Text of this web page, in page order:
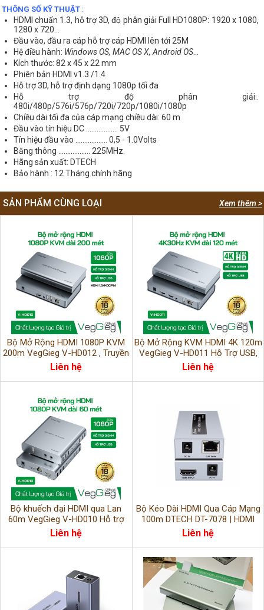
THÔNG SỐ KỸ THUẬT :
HDMI chuẩn 1.3, hỗ trợ 3D, độ phân giải Full HD1080P: 1920 x 1080,
1280 x 720...
Đầu vào, đầu ra cáp hỗ trợ cáp HDMI lên tới 25M
Hệ điều hành: Windows OS, MAC OS X, Android OS
Kích thước: 82 x 45 x 22 mm
Phiên bản HDMI v1.3 /1.4
Hỗ trợ 3D, hỗ trợ định dạng 1080p tối đa
Hỗ trợ độ phân giải:.
480i/480p/576i/576p/720i/720p/1080i/1080p
Chiều dài tối đa của cáp mạng chiều dài: 60 m
Đầu vào tín hiệu DC .................. 5V
Tín hiệu đầu vào .................. 0,5 - 1.0Volts
Băng thông .................. 225MHz.
Hãng sản xuất: DTECH
Bảo hành : 12 Tháng chính hãng
Xem thêm >
SẢN PHẨM CÙNG LOẠI
Bộ Mở Rộng HDMI 1080P KVM
200m VegGieg V-HD012 , Truyền
Hình Ảnh & USB Qua Cáp Mạng
Liên hệ
Bộ Mở Rộng KVM HDMI 4K 120m
VegGieg V-HD011 Hỗ Trợ USB,
Âm Thanh, Điều Khiển Từ Xa
Liên hệ
Bộ khuếch đại HDMI qua Lan
60m VegGieg V-HD010 Hỗ trợ
USB & Âm thanh, Full HD 1080P
Liên hệ
Bộ Kéo Dài HDMI Qua Cáp Mạng
100m DTECH DT-7078 | HDMI
Extender Có IR | Hỗ Trợ POC |
Liên hệ